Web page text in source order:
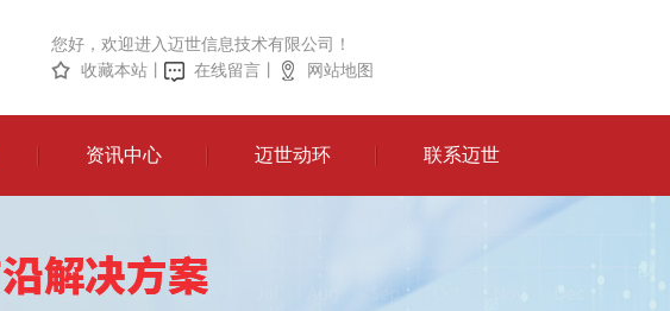
您好，欢迎进入迈世信息技术有限公司！
收藏本站
在线留言 网站地图
资讯中心 迈世动环 联系迈世